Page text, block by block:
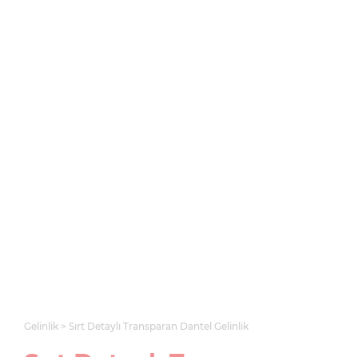
Gelinlik Sırt Detaylı Transparan Dantel Gelinlik